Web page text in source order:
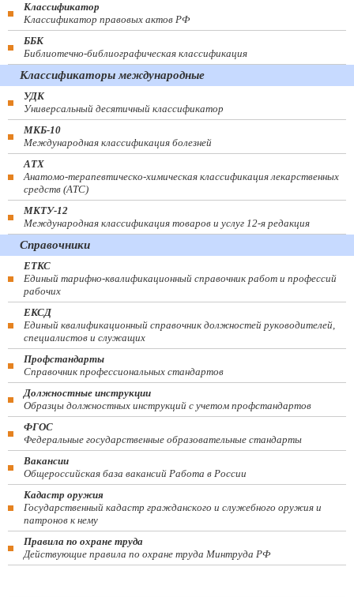
Классификатор
Классификатор правовых актов РФ
ББК
Библиотечно-библиографическая классификация
Классификаторы международные
УДК
Универсальный десятичный классификатор
МКБ-10
Международная классификация болезней
АТХ
Анатомо-терапевтическо-химическая классификация лекарственных
средств (ATC)
МКТУ-12
Международная классификация товаров и услуг 12-я редакция
Справочники
ЕТКС
Единый тарифно-квалификационный справочник работ и профессий
рабочих
ЕКСД
Единый квалификационный справочник должностей руководителей,
специалистов и служащих
Профстандарты
Справочник профессиональных стандартов
Должностные инструкции
Образцы должностных инструкций с учетом профстандартов
ФГОС
Федеральные государственные образовательные стандарты
Вакансии
Общероссийская база вакансий Работа в России
Кадастр оружия
Государственный кадастр гражданского и служебного оружия и
патронов к нему
Правила по охране труда
Действующие правила по охране труда Минтруда РФ